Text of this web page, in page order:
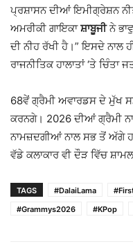
ਪ੍ਰਸ਼ਾਸਨ ਦੀਆਂ ਇਮੀਗ੍ਰੇਸ਼ਨ
ਅਮਰੀਕੀ ਗਾਇਕਾਸ਼ਾਬੂਜੀਨੇ
ਦੀ ਨੀਹ ਰੱਖੀ ਹੈ।” ਇਸਦੇ ਨਾਲ
ਰਾਜਨੀਤਿਕ ਹਾਲਾਤਾਂ ‘ਤੇ ਚਿੰਤਾ
68ਵੇਂ ਗ੍ਰੈਮੀ ਅਵਾਰਡਸ ਦੇ ਮੁੱਖ
ਕਰਨਗੇ। 2026 ਦੀਆਂ ਗ੍ਰੈਮੀ
ਨਾਮਜ਼ਦਗੀਆਂ ਨਾਲ ਸਭ ਤੋਂ ਅੱਗੇ
ਵੱਡੇ ਕਲਾਕਾਰ ਵੀ ਦੌੜ ਵਿੱਚ
TAGS #DalaiLama
#Grammys2026
#KPop